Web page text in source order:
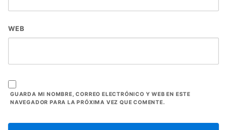
WEB
GUARDA MI NOMBRE, CORREO ELECTRÓNICO Y WEB EN ESTE
NAVEGADOR PARA LA PRÓXIMA VEZ QUE COMENTE.